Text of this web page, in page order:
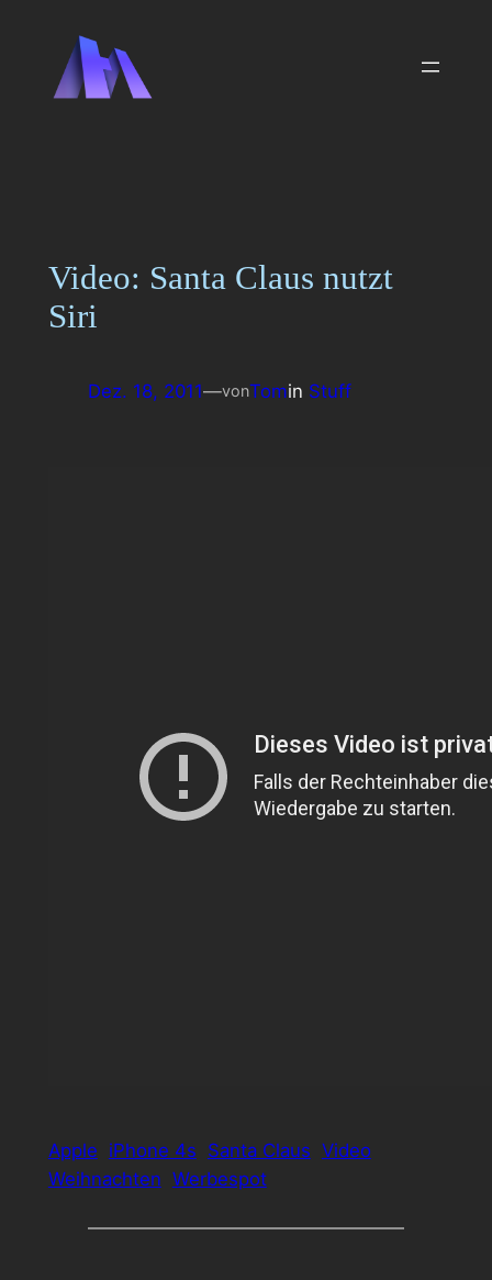
springen
Video: Santa Claus nutzt
Siri
Dez. 18, 2011—vonTomin Stuff
Apple iPhone 4s Santa Claus Video
Weihnachten Werbespot